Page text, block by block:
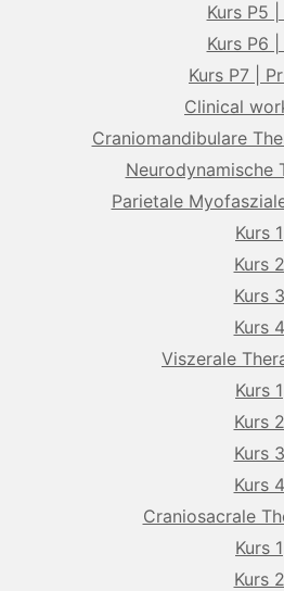
Kurs P5 |
Kurs P6 |
Kurs P7 |
Clinical
Craniomandibulare
Neurodynamische
Parietale
Kurs 1
Kurs 2
Kurs 3
Kurs 4
Viszerale
Kurs 1
Kurs 2
Kurs 3
Kurs 4
Craniosacrale
Kurs 1
Kurs 2